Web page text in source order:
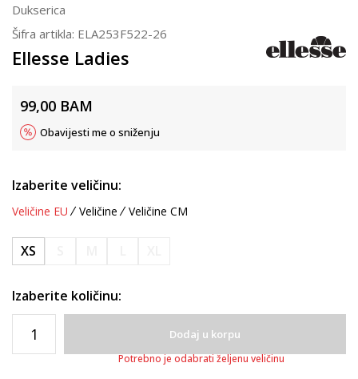
Dukserica
Šifra artikla: ELA253F522-26
Ellesse Ladies
99,00 BAM
Obavijesti me o sniženju
Izaberite veličinu:
Veličine EU Veličine Veličine CM
XS
Izaberite količinu:
Dodaj u korpu
Potrebno je odabrati željenu veličinu